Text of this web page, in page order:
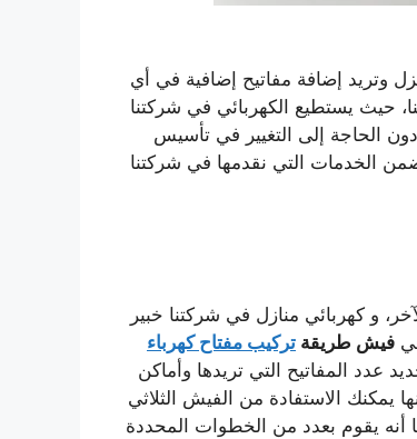
وتريد إضافة مفاتيح إضافية في أي
حيث يستطيع الكهربائي في شركتنا
الحاجة إلى التغيير في تأسيس
الخدمات التي نقدمها في شركتنا
و كهربائي منازل في شركتنا خبير
فيش طريقة تركيب مفتاح كهرباء
عدد المفاتيح التي تريدها وأماكن
يمكنك الاستفادة من الفيش الثلاثي
أنه يقوم بعدد من الخطوات المحددة